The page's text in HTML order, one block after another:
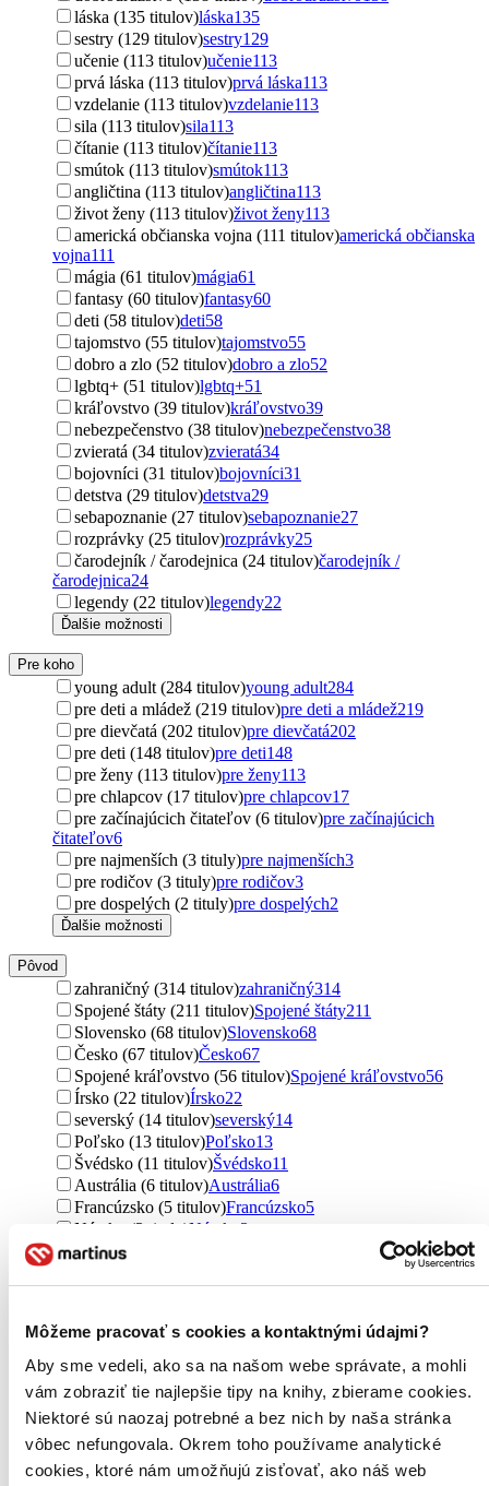
Môžeme pracovať s cookies a kontaktnými údajmi?
Aby sme vedeli, ako sa na našom webe správate, a mohli
vám zobraziť tie najlepšie tipy na knihy, zbierame cookies.
Niektoré sú naozaj potrebné a bez nich by naša stránka
vôbec nefungovala. Okrem toho používame analytické
cookies, ktoré nám umožňujú zisťovať, ako náš web
láska (135 titulov)láska135
sestry (129 titulov)sestry129
učenie (113 titulov)učenie113
prvá láska (113 titulov)prvá láska113
vzdelanie (113 titulov)vzdelanie113
sila (113 titulov)sila113
čítanie (113 titulov)čítanie113
smútok (113 titulov)smútok113
angličtina (113 titulov)angličtina113
život ženy (113 titulov)život ženy113
americká občianska vojna (111 titulov)americká občianska
vojna111
mágia (61 titulov)mágia61
fantasy (60 titulov)fantasy60
deti (58 titulov)deti58
tajomstvo (55 titulov)tajomstvo55
dobro a zlo (52 titulov)dobro a zlo52
lgbtq+ (51 titulov)lgbtq+51
kráľovstvo (39 titulov)kráľovstvo39
nebezpečenstvo (38 titulov)nebezpečenstvo38
zvieratá (34 titulov)zvieratá34
bojovníci (31 titulov)bojovníci31
detstva (29 titulov)detstva29
sebapoznanie (27 titulov)sebapoznanie27
rozprávky (25 titulov)rozprávky25
čarodejník / čarodejnica (24 titulov)čarodejník /
čarodejnica24
legendy (22 titulov)legendy22
Ďalšie možnosti
Pre koho
young adult (284 titulov)young adult284
pre deti a mládež (219 titulov)pre deti a mládež219
pre dievčatá (202 titulov)pre dievčatá202
pre deti (148 titulov)pre deti148
pre ženy (113 titulov)pre ženy113
pre chlapcov (17 titulov)pre chlapcov17
pre začínajúcich čitateľov (6 titulov)pre začínajúcich
čitateľov6
pre najmenších (3 tituly)pre najmenších3
pre rodičov (3 tituly)pre rodičov3
pre dospelých (2 tituly)pre dospelých2
Ďalšie možnosti
Pôvod
zahraničný (314 titulov)zahraničný314
Spojené štáty (211 titulov)Spojené štáty211
Slovensko (68 titulov)Slovensko68
Česko (67 titulov)Česko67
Spojené kráľovstvo (56 titulov)Spojené kráľovstvo56
Írsko (22 titulov)Írsko22
severský (14 titulov)severský14
Poľsko (13 titulov)Poľsko13
Švédsko (11 titulov)Švédsko11
Austrália (6 titulov)Austrália6
Francúzsko (5 titulov)Francúzsko5
Nórsko (3 tituly)Nórsko 3
Nemecko (3 tituly)
Ďalšie možnosti
Útvar
romány (324 titulov)romány324
poviedky (5 titulov)poviedky5
Podžáner